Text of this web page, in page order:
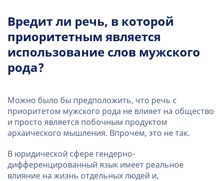
Вредит ли речь, в которой
приоритетным является
использование слов мужского
рода?
Можно было бы предположить, что речь с
приоритетом мужского рода не влияет на общество
и просто является побочным продуктом
архаического мышления. Впрочем, это не так.
В юридической сфере гендерно-
дифференцированный язык имеет реальное
влияние на жизнь отдельных людей и,